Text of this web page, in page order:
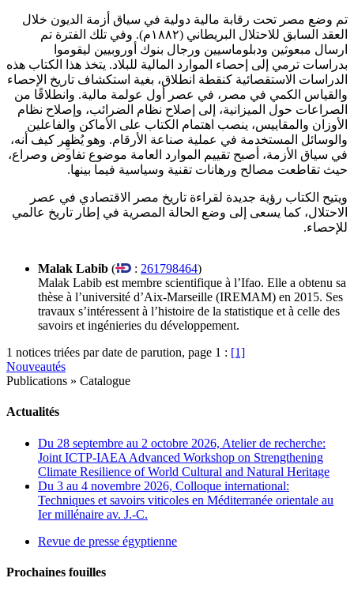
تم وضع مصر تحت رقابة مالية دولية في سياق أزمة الديون خلال
العقد السابق للاحتلال البريطاني (١٨٨٢م). وفي تلك الفترة تم
ارسال مبعوثين ودبلوماسيين ورجال بنوك أوروبيين ليقوموا
بدراسات ترمي إلى إحصاء الموارد المالية للبلاد. يتخذ هذا الكتاب هذه
الدراسات الاستقصائية كنقطة انطلاق، بغية استكشاف تاريخ الإحصاء
والقياس الكمي في مصر، في عصر أول عولمة مالية. وانطلاقًا من
الصراعات حول الميزانية، إلى إصلاح نظام الضرائب، وإصلاح نظام
الأوزان والمقاييس، ينصب اهتمام الكتاب على الأماكن والفاعلين
والوسائل المستخدمة في عملية صناعة الأرقام. وهو يُظهِر كيف أنه،
في سياق الأزمة، أصبح تقييم الموارد العامة موضوع تفاوض وصراع،
حيث تقاطعت مصالح ورهانات تقنية وسياسية فيما بينها.
ويتيح الكتاب رؤية جديدة لقراءة تاريخ مصر الاقتصادي في عصر
الاحتلال، كما يسعى إلى وضع الحالة المصرية في إطار تاريخ عالمي
للإحصاء.
Malak Labib ( : 261798464)
Malak Labib est membre scientifique à l’Ifao. Elle a obtenu sa
thèse à l’université d’Aix-Marseille (IREMAM) en 2015. Ses
travaux s’intéressent à l’histoire de la statistique et à celle des
savoirs et ingénieries du développement.
1 notices triées par date de parution, page 1 : [1]
Nouveautés
Publications » Catalogue
Actualités
Du 28 septembre au 2 octobre 2026, Atelier de recherche:
Joint ICTP-IAEA Advanced Workshop on Strengthening
Climate Resilience of World Cultural and Natural Heritage
Du 3 au 4 novembre 2026, Colloque international:
Techniques et savoirs viticoles en Méditerranée orientale au
Ier millénaire av. J.-C.
Revue de presse égyptienne
Prochaines fouilles